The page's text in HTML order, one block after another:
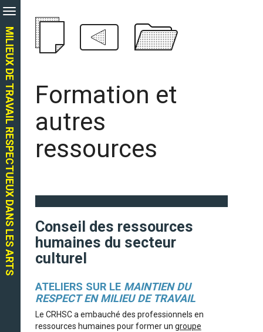
Aller
au
contenu
principal
MILIEUX DE TRAVAIL RESPECTUEUX DANS LES ARTS
Formation et
autres
ressources
Conseil des ressources
humaines du secteur
culturel
ATELIERS SUR LE MAINTIEN DU
RESPECT EN MILIEU DE TRAVAIL
Le CRHSC a embauché des professionnels en
ressources humaines pour former un groupe